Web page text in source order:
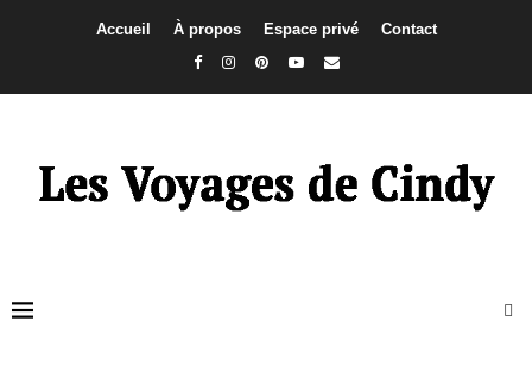
Accueil À propos Espace privé Contact